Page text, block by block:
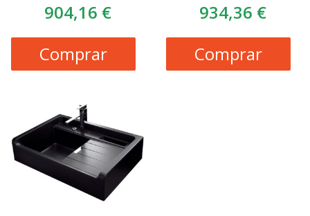
904,16 €
Comprar
934,36 €
Comprar